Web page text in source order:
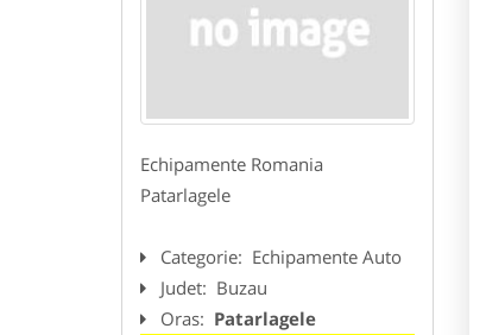
Echipamente Romania
Patarlagele
Categorie: Echipamente Auto
Judet: Buzau
Oras: Patarlagele